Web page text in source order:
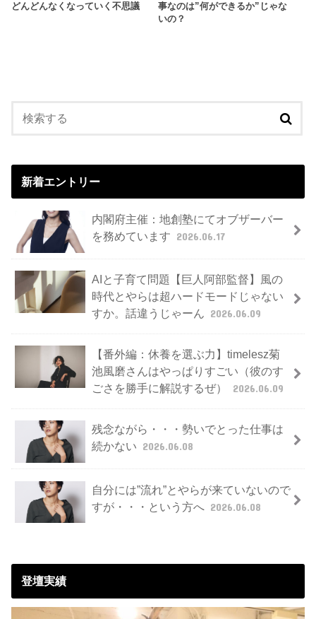
どんどんなくなっていく不思議
事なのは”何ができるか”じゃな
いの？
新着エントリー
内閣府主催：地創塾にてオブザーバー
を務めています 2026.06.17
AIと子育て問題【巨人阿部監督】風の
時代とやらは超ハードモードじゃない
すか。話違うじゃーん 2026.06.09
【番外編：休養を選ぶ力】timelesz菊
池風磨さんはやっぱりすごい（彼のす
ごさを勝手に解説するぜ）
2026.06.09
残念ながら・・・勢いでとった仕事は
続かない 2026.06.08
自分には”流れ”とやらが来ていないので
すが・・・という方へ 2026.06.08
登壇実績